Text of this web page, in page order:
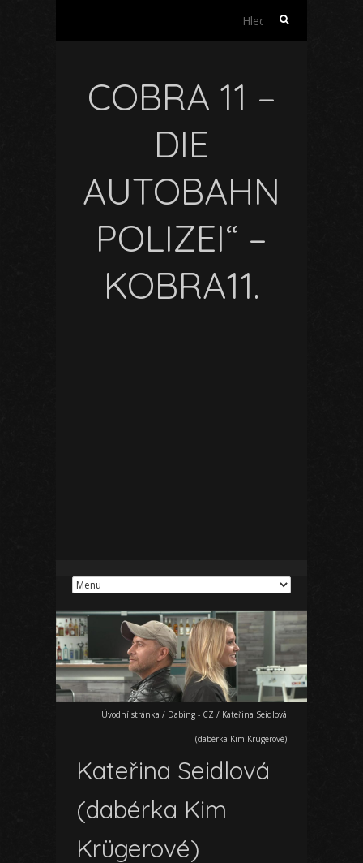
Vyhledávání
COBRA 11 –
DIE
AUTOBAHN
POLIZEI“ –
KOBRA11.
Úvodní stránka / Dabing - CZ / Kateřina Seidlová
(dabérka Kim Krügerové)
Kateřina Seidlová
(dabérka Kim
Krügerové)